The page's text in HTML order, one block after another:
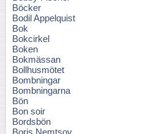
Böcker
Bodil Appelquist
Bok
Bokcirkel
Boken
Bokmässan
Bollhusmötet
Bombningar
Bombningarna
Bön
Bon soir
Bordsbön
Boris Nemtsov